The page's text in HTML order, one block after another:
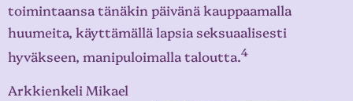
toimintaansa tänäkin päivänä kauppaamalla
huumeita, käyttämällä lapsia seksuaalisesti
hyväkseen, manipuloimalla taloutta.4
Arkkienkeli Mikael